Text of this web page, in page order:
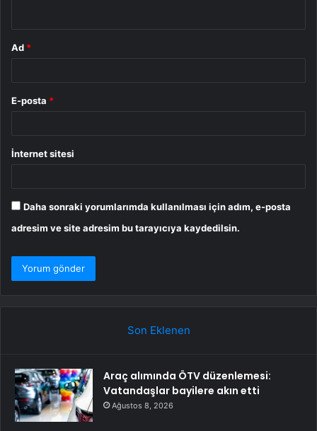
Ad *
E-posta *
İnternet sitesi
Daha sonraki yorumlarımda kullanılması için adım, e-posta
adresim ve site adresim bu tarayıcıya kaydedilsin.
Son Eklenen
Araç alımında ÖTV düzenlemesi:
Vatandaşlar bayilere akın etti
Ağustos 8, 2026